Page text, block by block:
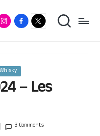
Facebook
RumX
App
Whisky
– Les
3 Comments